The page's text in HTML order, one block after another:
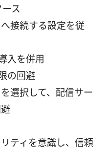
ス
接続する設定を従
入を併用
の回避
選択して、配信サー
ティを意識し、信頼